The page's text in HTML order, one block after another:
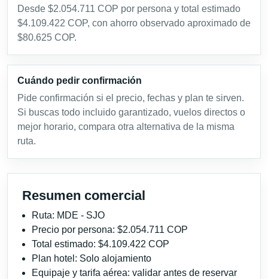
Desde $2.054.711 COP por persona y total estimado
$4.109.422 COP, con ahorro observado aproximado de
$80.625 COP.
Cuándo pedir confirmación
Pide confirmación si el precio, fechas y plan te sirven.
Si buscas todo incluido garantizado, vuelos directos o
mejor horario, compara otra alternativa de la misma
ruta.
Resumen comercial
Ruta: MDE - SJO
Precio por persona: $2.054.711 COP
Total estimado: $4.109.422 COP
Plan hotel: Solo alojamiento
Equipaje y tarifa aérea: validar antes de reservar